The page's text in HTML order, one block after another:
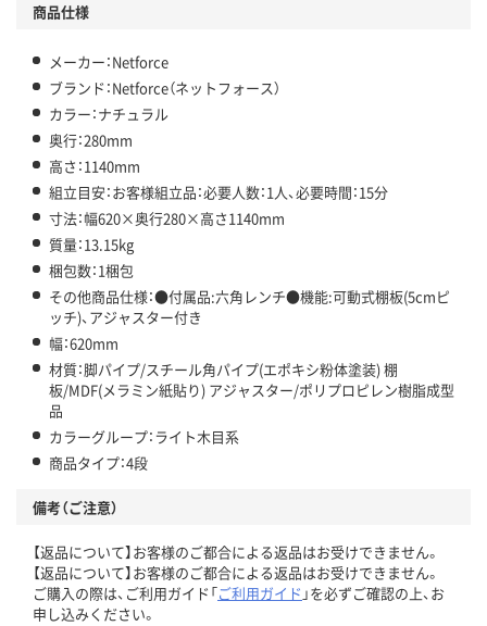
商品仕様
メーカー：Netforce
ブランド：Netforce（ネットフォース）
カラー：ナチュラル
奥行：280mm
高さ：1140mm
組立目安：お客様組立品：必要人数：1人、必要時間：15分
寸法：幅620×奥行280×高さ1140mm
質量：13.15kg
梱包数：1梱包
その他商品仕様：●付属品:六角レンチ●機能:可動式棚板(5cmピ
ッチ)、アジャスター付き
幅：620mm
材質：脚パイプ/スチール角パイプ(エポキシ粉体塗装) 棚
板/MDF(メラミン紙貼り) アジャスター/ポリプロピレン樹脂成型
品
カラーグループ：ライト木目系
商品タイプ：4段
備考（ご注意）
【返品について】お客様のご都合による返品はお受けできません。
【返品について】お客様のご都合による返品はお受けできません。
ご購入の際は、ご利用ガイド「ご利用ガイド 」を必ずご確認の上、お
申し込みください。